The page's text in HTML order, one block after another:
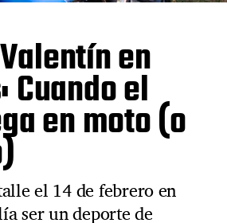
en
Cuando el
en moto (o
el 14 de febrero en
ser un deporte de